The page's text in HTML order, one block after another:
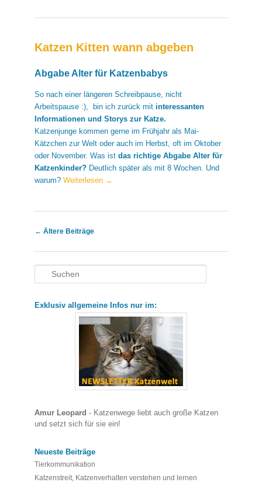
Katzen Kitten wann abgeben
Abgabe Alter für Katzenbabys
So nach einer längeren Schreibpause, nicht
Arbeitspause :), bin ich zurück mit interessanten
Informationen und Storys zur Katze.
Katzenjunge kommen gerne im Frühjahr als Mai-
Kätzchen zur Welt oder auch im Herbst, oft im Oktober
oder November. Was istdas richtige Abgabe Alter für
Katzenkinder? Deutlich später als mit 8 Wochen. Und
warum?Weiterlesen →
Artikelnavigation
← Ältere Beiträge
Suchen
Exklusiv allgemeine Infos nur im:
Amur Leopard- Katzenwege liebt auch große Katzen
und setzt sich für sie ein!
Neueste Beiträge
Tierkommunikation
Katzenstreit, Katzenverhalten verstehen und lernen